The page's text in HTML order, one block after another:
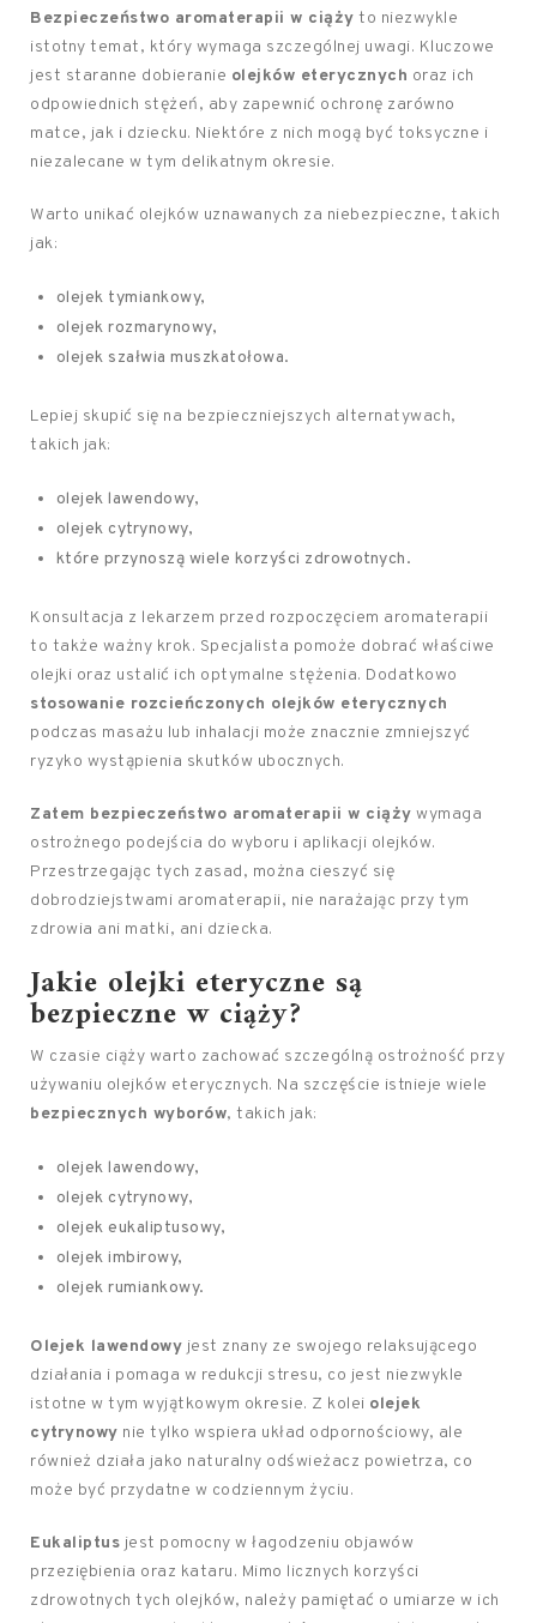
Bezpieczeństwo aromaterapii w ciąży to niezwykle
istotny temat, który wymaga szczególnej uwagi. Kluczowe
jest staranne dobieranie olejków eterycznych oraz ich
odpowiednich stężeń, aby zapewnić ochronę zarówno
matce, jak i dziecku. Niektóre z nich mogą być toksyczne i
niezalecane w tym delikatnym okresie.
Warto unikać olejków uznawanych za niebezpieczne, takich
jak:
olejek tymiankowy,
olejek rozmarynowy,
olejek szałwia muszkatołowa.
Lepiej skupić się na bezpieczniejszych alternatywach,
takich jak:
olejek lawendowy,
olejek cytrynowy,
które przynoszą wiele korzyści zdrowotnych.
Konsultacja z lekarzem przed rozpoczęciem aromaterapii
to także ważny krok. Specjalista pomoże dobrać właściwe
olejki oraz ustalić ich optymalne stężenia. Dodatkowo
stosowanie rozcieńczonych olejków eterycznych
podczas masażu lub inhalacji może znacznie zmniejszyć
ryzyko wystąpienia skutków ubocznych.
Zatem bezpieczeństwo aromaterapii w ciąży wymaga
ostrożnego podejścia do wyboru i aplikacji olejków.
Przestrzegając tych zasad, można cieszyć się
dobrodziejstwami aromaterapii, nie narażając przy tym
zdrowia ani matki, ani dziecka.
Jakie olejki eteryczne są
bezpieczne w ciąży?
W czasie ciąży warto zachować szczególną ostrożność przy
używaniu olejków eterycznych. Na szczęście istnieje wiele
bezpiecznych wyborów, takich jak:
olejek lawendowy,
olejek cytrynowy,
olejek eukaliptusowy,
olejek imbirowy,
olejek rumiankowy.
Olejek lawendowy jest znany ze swojego relaksującego
działania i pomaga w redukcji stresu, co jest niezwykle
istotne w tym wyjątkowym okresie. Z kolei olejek
cytrynowy nie tylko wspiera układ odpornościowy, ale
również działa jako naturalny odświeżacz powietrza, co
może być przydatne w codziennym życiu.
Eukaliptus jest pomocny w łagodzeniu objawów
przeziębienia oraz kataru. Mimo licznych korzyści
zdrowotnych tych olejków, należy pamiętać o umiarze w ich